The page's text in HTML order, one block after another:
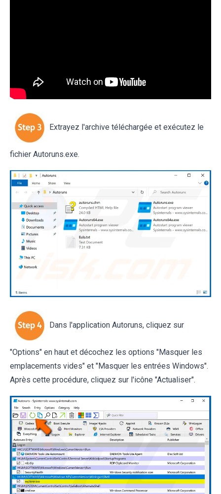
Extrayez l'archive téléchargée et exécutez le
fichier Autoruns.exe.
Dans l'application Autoruns, cliquez sur
"Options" en haut et décochez les options "Masquer les
emplacements vides" et "Masquer les entrées Windows".
Après cette procédure, cliquez sur l'icône "Actualiser".